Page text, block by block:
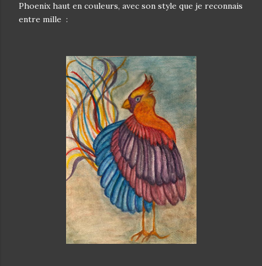
Phoenix haut en couleurs, avec son style que je reconnais
entre mille :